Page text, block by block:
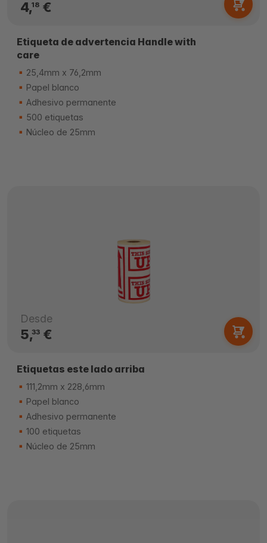
4,18€
Etiqueta de advertencia Handle with
care
25,4mm x 76,2mm
Papel blanco
Adhesivo permanente
500 etiquetas
Núcleo de 25mm
Desde
5,33€
Etiquetas este lado arriba
111,2mm x 228,6mm
Papel blanco
Adhesivo permanente
100 etiquetas
Núcleo de 25mm